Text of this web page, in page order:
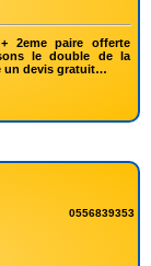
2eme paire offerte
le double de la
un devis gratuit…
0556839353